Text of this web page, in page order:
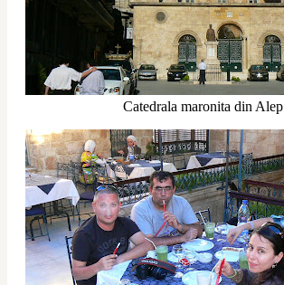
Catedrala maronita din Alep